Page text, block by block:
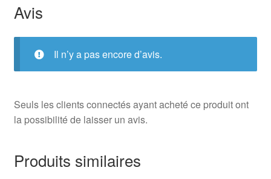
Avis
Il n’y a pas encore d’avis.
Seuls les clients connectés ayant acheté ce produit ont
la possibilité de laisser un avis.
Produits similaires